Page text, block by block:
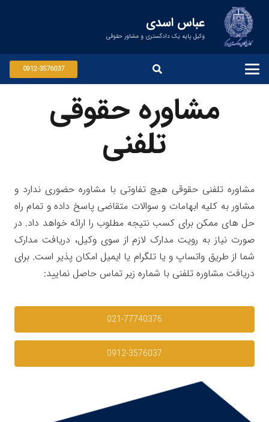
عباس اسدی
وکیل پایه یک دادگستری و مشاور حقوقی
0912-3576037
مشاوره حقوقی
تلفنی
مشاوره تلفنی حقوقی هیچ تفاوتی با مشاوره حضوری ندارد و
مشاور به کلیه ابهامات و سوالات متقاضی پاسخ داده و تمام راه
حل های ممکن برای کسب نتیجه مطلوب را ارائه خواهد داد. در
صورت نیاز به رویت مدارک لازم از سوی وکیل، دریافت مدارک
شما از طریق واتساپ و یا تلگرام یا ایمیل امکان پذیر است. برای
دریافت مشاوره تلفنی با شماره زیر تماس حاصل نمایید:
021-77740376
0912-3576037